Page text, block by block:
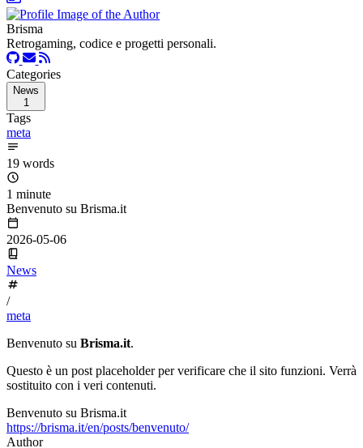
Brisma
Retrogaming, codice e progetti personali.
Categories
News
1
Tags
meta
19 words
1 minute
Benvenuto su Brisma.it
2026-05-06
News
/
meta
Benvenuto su Brisma.it.
Questo è un post placeholder per verificare che il sito funzioni. Verrà
sostituito con i veri contenuti.
Benvenuto su Brisma.it
https://brisma.it/en/posts/benvenuto/
Author